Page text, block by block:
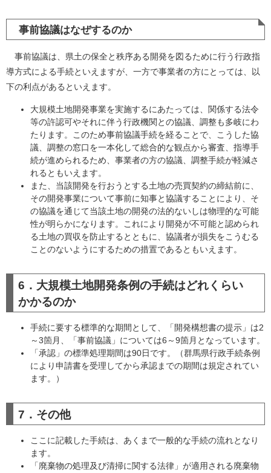
事前協議はなぜするのか
事前協議は、県土の保全と秩序ある開発を図るために行う行政指
導方式による手続といえますが、一方で事業者の方にとっては、以
下の利点があるといえます。
大規模土地開発事業を実施するにあたっては、関係する法令
等の許認可やそれに伴う行政機関との協議、調整も多岐にわ
たります。このため事前協議手続を経ることで、こうした協
議、調整の窓口を一本化して総合的な観点から審査、指導手
続が進められるため、事業者の方の協議、調整手続が軽減さ
れるともいえます。
また、当該開発を行おうとする土地の売買契約の締結前に、
その開発事業について事前に知事と協議することにより、そ
の協議を通じて当該土地の開発の法的ないしは物理的な可能
性が明らかになります。これにより開発が不可能と認められ
る土地の買収を防止するとともに、協議者が損失をこうむる
ことのないようにするための措置であるともいえます。
6．大規模土地開発条例の手続はどれくらい
かかるのか
手続に要する標準的な期間として、「開発構想書の提示」は2
～3箇月、「事前協議」については6～9箇月となっています。
「承認」の標準処理期間は90日です。（群馬県行政手続条例
により申請書を受理してから承認までの期間は規定されてい
ます。）
7．その他
ここに記載した手続は、あくまで一般的な手続の流れとなり
ます。
「廃棄物の処理及び清掃に関する法律」が適用される廃棄物